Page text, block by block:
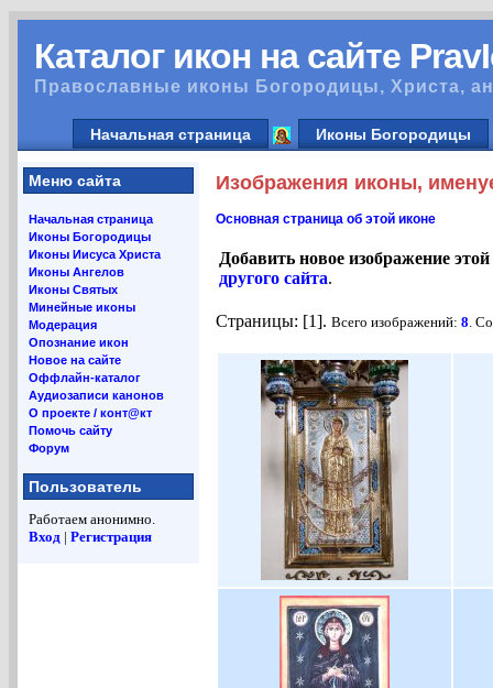
Каталог икон на сайте
Православные иконы Богородицы, Христа,
Начальная страница Иконы Богородицы
Меню сайта
Начальная страница
Иконы Богородицы
Иконы Иисуса Христа
Иконы Ангелов
Иконы Святых
Минейные иконы
Модерация
Опознание икон
Новое на сайте
Оффлайн-каталог
Аудиозаписи канонов
О проекте / конт@кт
Помочь сайту
Форум
Пользователь
Работаем анонимно.
Вход | Регистрация
Изображения иконы,
Основная страница об этой иконе
Добавить новое изображение
другого сайта.
Страницы: [1]. Всего изображений: 8.